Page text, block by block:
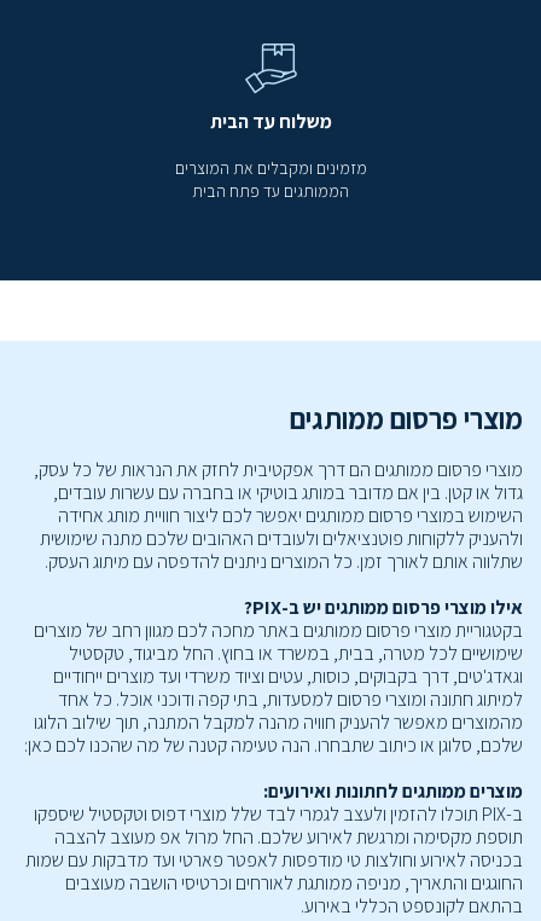
משלוח עד הבית
מזמינים ומקבלים את המוצרים
הממותגים עד פתח הבית
מוצרי פרסום ממותגים
מוצרי פרסום ממותגים הם דרך אפקטיבית לחזק את הנראות של כל עסק,
גדול או קטן. בין אם מדובר במותג בוטיקי או בחברה עם עשרות עובדים,
השימוש במוצרי פרסום ממותגים יאפשר לכם ליצור חוויית מותג אחידה
ולהעניק ללקוחות פוטנציאלים ולעובדים האהובים שלכם מתנה שימושית
שתלווה אותם לאורך זמן. כל המוצרים ניתנים להדפסה עם מיתוג העסק.
אילו מוצרי פרסום ממותגים יש ב-PIX?
בקטגוריית מוצרי פרסום ממותגים באתר מחכה לכם מגוון רחב של מוצרים
שימושיים לכל מטרה, בבית, במשרד או בחוץ. החל מביגוד, טקסטיל
וגאדג'טים, דרך בקבוקים, כוסות, עטים וציוד משרדי ועד מוצרים ייחודיים
למיתוג חתונה ומוצרי פרסום למסעדות, בתי קפה ודוכני אוכל. כל אחד
מהמוצרים מאפשר להעניק חוויה מהנה למקבל המתנה, תוך שילוב הלוגו
שלכם, סלוגן או כיתוב שתבחרו. הנה טעימה קטנה של מה שהכנו לכם כאן:
מוצרים ממותגים לחתונות ואירועים:
ב-PIX תוכלו להזמין ולעצב לגמרי לבד שלל מוצרי דפוס וטקסטיל שיספקו
תוספת מקסימה ומרגשת לאירוע שלכם. החל מרול אפ מעוצב להצבה
בכניסה לאירוע וחולצות טי מודפסות לאפטר פארטי ועד מדבקות עם שמות
החוגגים והתאריך, מניפה ממותגת לאורחים וכרטיסי הושבה מעוצבים
בהתאם לקונספט הכללי באירוע.